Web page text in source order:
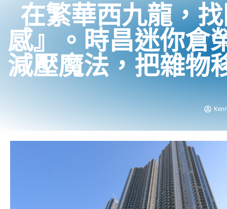
在繁華西九龍，
感』。時昌迷你倉
減壓魔法，把雜物